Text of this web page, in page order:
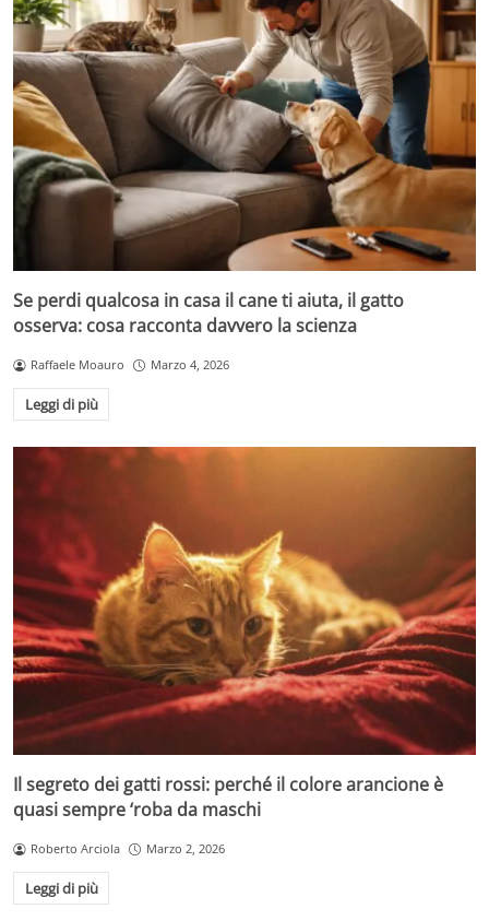
Se perdi qualcosa in casa il cane ti aiuta, il gatto
osserva: cosa racconta davvero la scienza
Raffaele Moauro Marzo 4, 2026
Leggi di più
Il segreto dei gatti rossi: perché il colore arancione è
quasi sempre ‘roba da maschi
Roberto Arciola Marzo 2, 2026
Leggi di più